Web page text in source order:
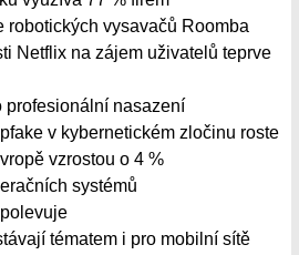
robotických vysavačů Roomba
Netflix na zájem uživatelů teprve
profesionální nasazení
v kybernetickém zločinu roste
vzrostou o 4 %
systémů
tématem i pro mobilní sítě